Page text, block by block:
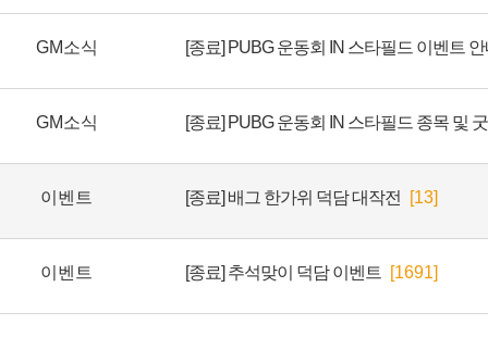
GM소식 [종료] PUBG 운동회 IN 스타필드 이벤트
GM소식
이벤트 [종료] 배그 한가위 덕담 대작전 [13]
이벤트 [종료] 추석맞이 덕담 이벤트 [1691]